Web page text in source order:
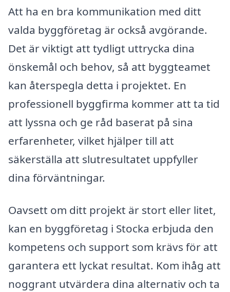
Att ha en bra kommunikation med ditt
valda byggföretag är också avgörande.
Det är viktigt att tydligt uttrycka dina
önskemål och behov, så att byggteamet
kan återspegla detta i projektet. En
professionell byggfirma kommer att ta tid
att lyssna och ge råd baserat på sina
erfarenheter, vilket hjälper till att
säkerställa att slutresultatet uppfyller
dina förväntningar.
Oavsett om ditt projekt är stort eller litet,
kan en byggföretag i Stocka erbjuda den
kompetens och support som krävs för att
garantera ett lyckat resultat. Kom ihåg att
noggrant utvärdera dina alternativ och ta